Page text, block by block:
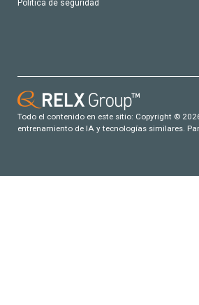
Política de seguridad
Todo el contenido en este sitio: Copyright ©
entrenamiento de IA y tecnologías similares.